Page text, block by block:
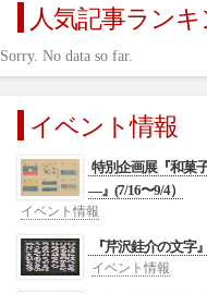
人気記事ラン
Sorry. No data so far.
イベント情報
特別企画展『和菓
―』(7/16〜9/4）
イベント情報
『芹沢銈介の文字
イベント情報